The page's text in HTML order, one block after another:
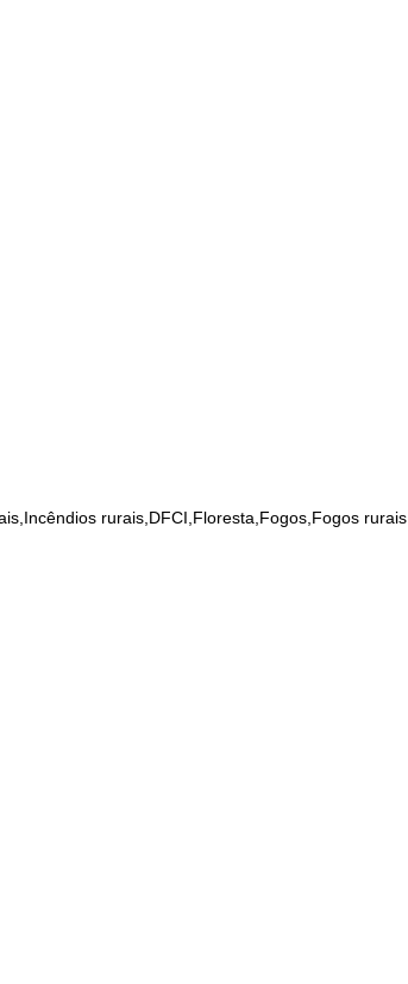
rurais,DFCI,Floresta,Fogos,Fogos rurais